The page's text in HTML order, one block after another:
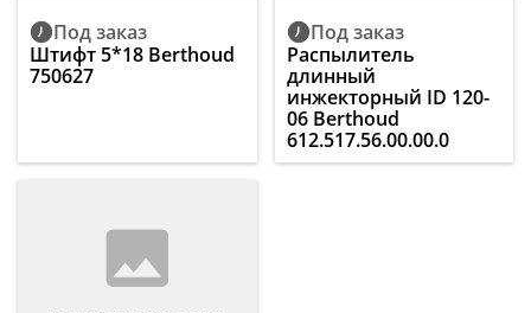
Под заказ
Штифт 5*18 Berthoud
750627
Под заказ
Распылитель
длинный
инжекторный ID 120-
06 Berthoud
612.517.56.00.00.0